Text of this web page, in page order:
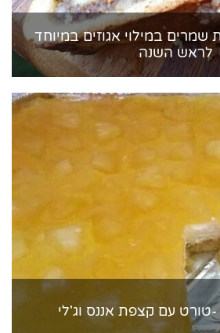
שמרים במילוי אגוזים במיוחד
לראש השנה
טורט עם קצפת אננס וג'לי